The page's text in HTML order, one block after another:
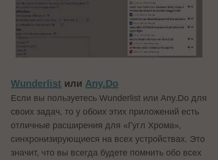
Wunderlist или Any.Do
Если вы пользуетесь Wunderlist или Any.Do для
своих задач, то у обоих этих приложений есть
отличные расширения для «Гугл Хрома»,
синхронизирующиеся на всех устройствах. Это
значит, что вы всегда будете помнить обо всех